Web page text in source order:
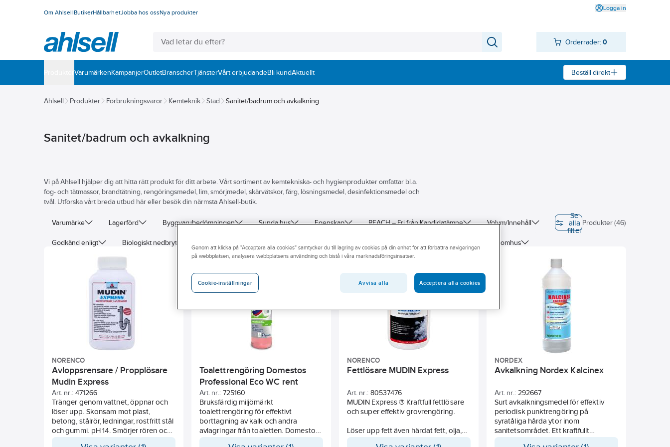
Om AhlsellButikerHållbarhetJobba hos ossNya produkter
Logga in
Orderrader: 0
VarumärkenKampanjerOutletBranscherTjänsterVårt erbjudandeBli kundAktuellt Beställ direkt
Ahlsell Produkter Förbrukningsvaror Kemteknik Städ Sanitet/badrum och avkalkning
Sanitet/badrum och avkalkning
Vi på Ahlsell hjälper dig att hitta rätt produkt för ditt arbete. Vårt sortiment av kemtekniska- och hygienprodukter omfattar bl.a.
fog- och tätmassor, brandtätning, rengöringsmedel, lim, smörjmedel, skärvätskor, färg, lösningsmedel, desinfektionsmedel och
tvål. Utforska vårt breda utbud här eller besök din närmsta Ahlsell-butik.
Varumärke Lagerförd Byggvarubedömningen Sunda hus Egenskap REACH – Fri från Kandidatämne Volym/Innehåll
Godkänd enligt Biologiskt nedbrytbar Lämplig för användning inomhus
Färg Utspädning med vatten obligatorisk
Se
alla
filter
Produkter (46)
NORENCO
Avloppsrensare / Propplösare
Mudin Express
Art. nr.: 471266
Tränger genom vattnet, öppnar och
löser upp. Skonsam mot plast,
betong, stålrör, ledningar, rostfritt stål
och gummi. pH 14. Smörjer rören och
Toalettrengöring Domestos
Professional Eco WC rent
Art. nr.: 725160
Bruksfärdig miljömärkt
toalettrengöring för effektivt
borttagning av kalk och andra
avlagringar från toaletten. Domestos
NORENCO
Fettlösare MUDIN Express
Art. nr.: 80537476
MUDIN Express ® Kraftfull fettlösare
och super effektiv grovrengöring.
Löser upp fett även härdat fett, olja,
NORDEX
Avkalkning Nordex Kalcinex
Art. nr.: 292667
Surt avkalkningsmedel för effektiv
periodisk punktrengöring på
syratåliga hårda ytor inom
sanitetsområdet. Ett kraftfullt
Genom att klicka på "Acceptera alla cookies" samtycker du till lagring av cookies på din enhet för att förbättra navigeringen
på webbplatsen, analysera webbplatsens användning och bistå i våra marknadsföringsinsatser.
Cookie-inställningar Avvisa alla Acceptera alla cookies